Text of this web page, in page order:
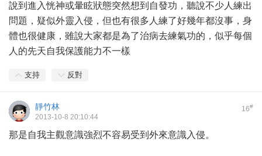
說到進入恍神或暈眩狀態突然想到自發功，聽說不少人練出
問題，疑似外靈入侵，但也有很多人練了好幾年都沒事，身
體也很健康，雖說大家都是為了治病去練氣功的，似乎每個
人的先天自我保護能力不一樣
支持 反對
16#
靜竹林
2013-10-8 20:10:44
那是自我主觀意識強烈不容易受到外來意識入侵。